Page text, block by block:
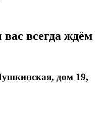
всегда ждём
дом 19,